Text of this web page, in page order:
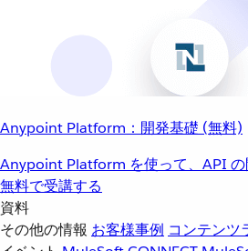
Anypoint Platform：開発基礎 (無料)
Anypoint Platform を使って、API の
無料で受講する
資料
その他の情報 お客様事例 コンテンツ